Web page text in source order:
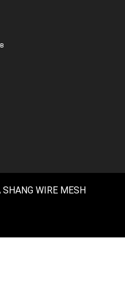
WIRE MESH